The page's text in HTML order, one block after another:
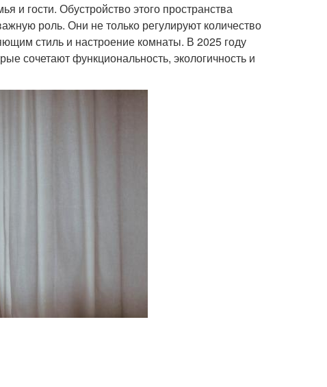
и гости. Обустройство этого пространства
роль. Они не только регулируют количество
стиль и настроение комнаты. В 2025 году
сочетают функциональность, экологичность и